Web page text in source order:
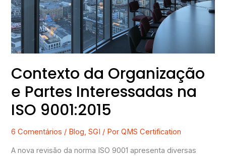
Contexto da Organização
e Partes Interessadas na
ISO 9001:2015
6 Comentários / Blog,SGI / PorQMS Certification
A nova revisão da norma ISO 9001 apresenta diversas
Interessadas
na
ISO
9001:2015